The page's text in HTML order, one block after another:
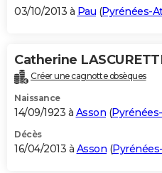
03/10/2013 à Pau (Pyrénées-
Catherine
Créer une cagnotte obsèques
Naissance
14/09/1923 à Asson (
Décès
16/04/2013 à Asson (